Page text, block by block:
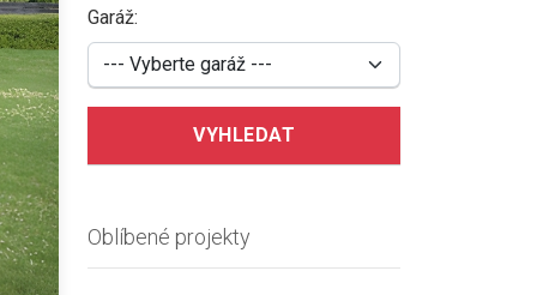
Garáž:
VYHLEDAT
Oblíbené projekty